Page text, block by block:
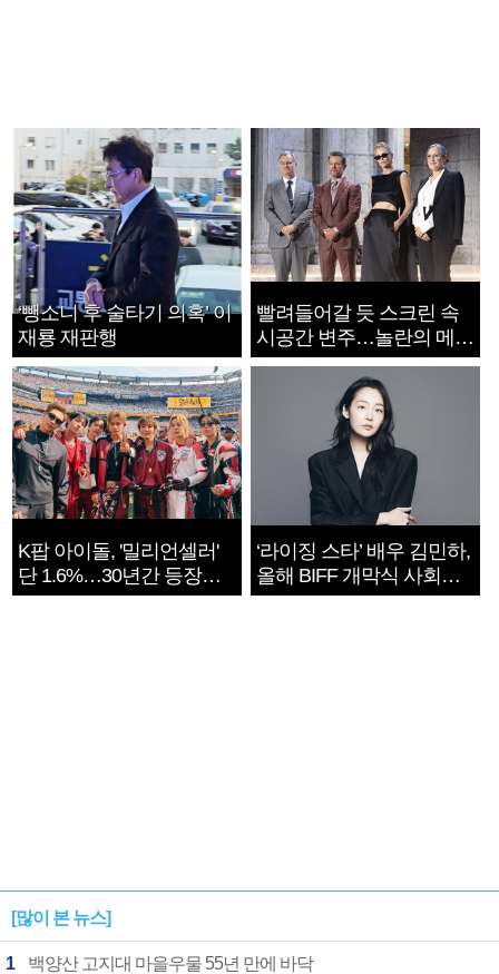
‘뺑소니 후 술타기 의혹’ 이
재룡 재판행
빨려들어갈 듯 스크린 속
시공간 변주…놀란의 메시
지는 ‘전쟁 속죄’
K팝 아이돌, '밀리언셀러'
단 1.6%…30년간 등장
1182개팀 전수조사
‘라이징 스타’ 배우 김민하,
올해 BIFF 개막식 사회자
확정
[많이 본 뉴스]
1 백양산 고지대 마을우물 55년 만에 바닥